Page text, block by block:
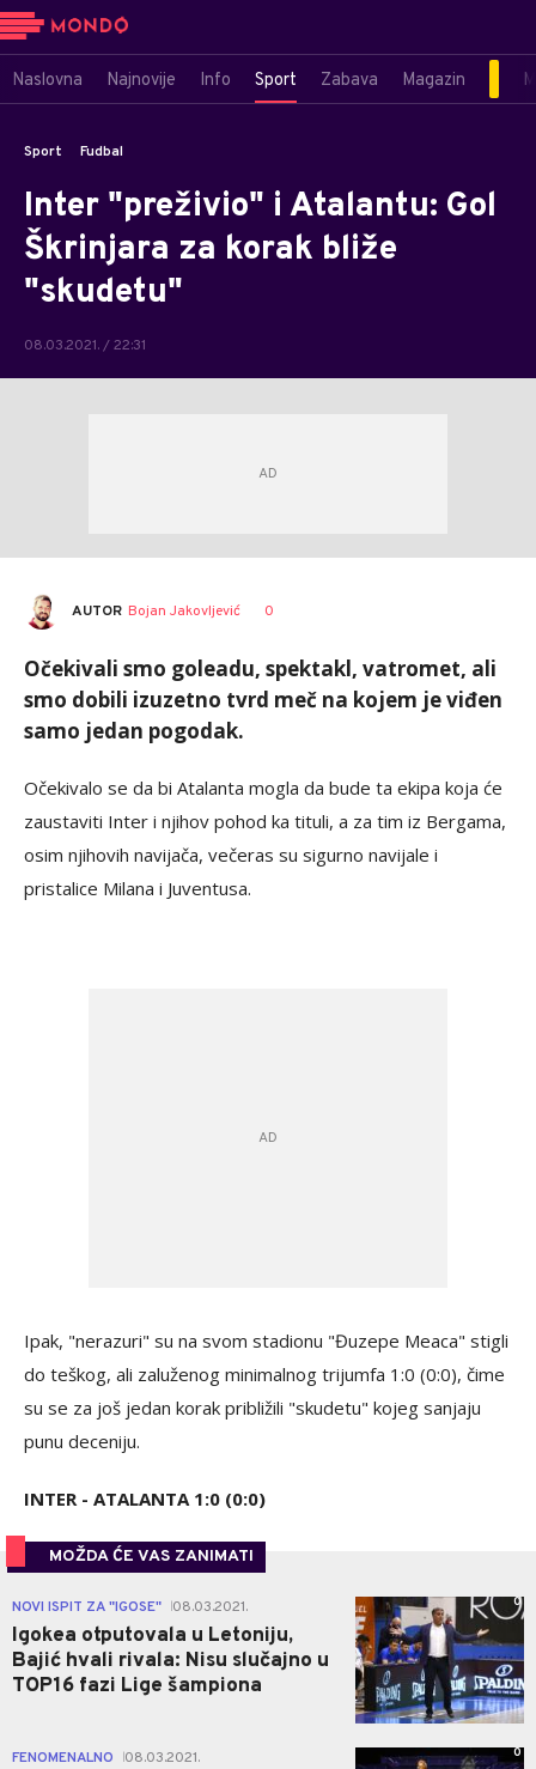
Naslovna Najnovije Info Sport Zabava Magazin
Sport Fudbal
Inter "preživio" i Atalantu: Gol
Škrinjara za korak bliže
"skudetu"
08.03.2021. / 22:31
AUTOR Bojan Jakovljević 0
Očekivali smo goleadu, spektakl, vatromet, ali
smo dobili izuzetno tvrd meč na kojem je viđen
samo jedan pogodak.
Očekivalo se da bi Atalanta mogla da bude ta ekipa koja će
zaustaviti Inter i njihov pohod ka tituli, a za tim iz Bergama,
osim njihovih navijača, večeras su sigurno navijale i
pristalice Milana i Juventusa.
Ipak, "nerazuri" su na svom stadionu "Đuzepe Meaca" stigli
do teškog, ali zaluženog minimalnog trijumfa 1:0 (0:0), čime
su se za još jedan korak približili "skudetu" kojeg sanjaju
punu deceniju.
INTER - ATALANTA 1:0 (0:0)
MOŽDA ĆE VAS ZANIMATI
NOVI ISPIT ZA "IGOSE" 08.03.2021.
Igokea otputovala u Letoniju,
Bajić hvali rivala: Nisu slučajno u
TOP16 fazi Lige šampiona
0
FENOMENALNO 08.03.2021. 0